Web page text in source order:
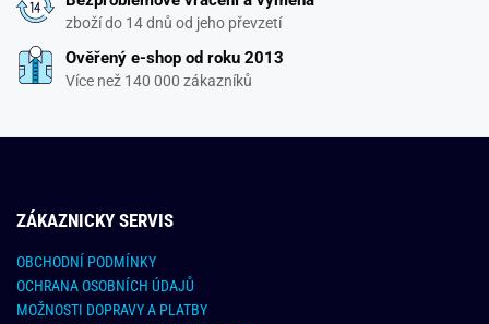
zboží do 14 dnů od jeho převzetí
Ověřený e-shop od roku 2013
Více než 140 000 zákazníků
ZÁKAZNICKY SERVIS
OBCHODNÍ PODMÍNKY
OCHRANA OSOBNÍCH ÚDAJŮ
MOŽNOSTI DOPRAVY A PLATBY